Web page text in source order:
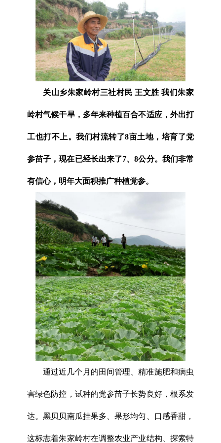
关山乡朱家岭村三社村民 王文胜 我们朱家
岭村气候干旱，多年来种植百合不适应，外出打
工也打不上。我们村流转了8亩土地，培育了党
参苗子，现在已经长出来了7、8公分。我们非常
有信心，明年大面积推广种植党参。
通过近几个月的田间管理、精准施肥和病虫
害绿色防控，试种的党参苗子长势良好，根系发
达。黑贝贝南瓜挂果多、果形均匀、口感香甜，
这标志着朱家岭村在调整农业产业结构、探索特